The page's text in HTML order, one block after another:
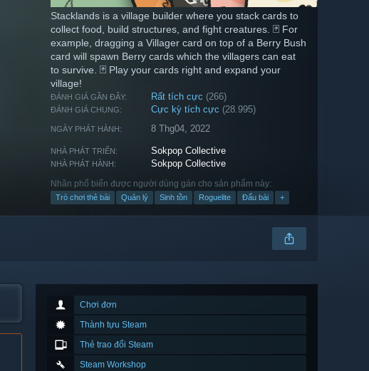
Stacklands is a village builder where you stack cards to
collect food, build structures, and fight creatures. 🃏 For
example, dragging a Villager card on top of a Berry Bush
card will spawn Berry cards which the villagers can eat
to survive. 🃏 Play your cards right and expand your
village!
ĐÁNH GIÁ GẦN ĐÂY: Rất tích cực (266)
ĐÁNH GIÁ CHUNG: Cực kỳ tích cực (28.995)
NGÀY PHÁT HÀNH: 8 Thg04, 2022
NHÀ PHÁT TRIỂN: Sokpop Collective
NHÀ PHÁT HÀNH: Sokpop Collective
Nhãn phổ biến được người dùng gán cho sản phẩm này:
Trò chơi thẻ bài Quản lý Sinh tồn Roguelite Đấu bài +
Chơi đơn
Thành tựu Steam
Thẻ trao đổi Steam
Steam Workshop